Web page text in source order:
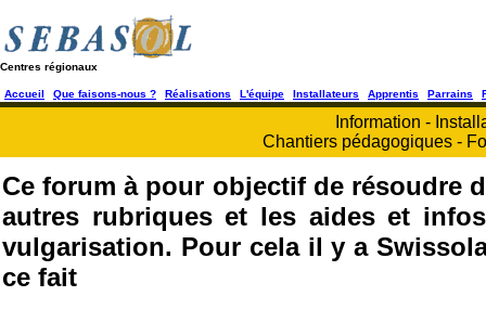
Centres régionaux
Accueil Que faisons-nous ? Réalisations L'équipe Installateurs Apprentis Parrains
Information -
Chantiers pédagogiques -
Ce forum à pour objectif de résoudre
autres rubriques et les aides et
vulgarisation. Pour cela il y a
ce fait